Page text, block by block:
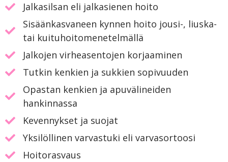
Jalkasilsan eli jalkasienen hoito
Sisäänkasvaneen kynnen hoito jousi-, liuska-
tai kuituhoitomenetelmällä
Jalkojen virheasentojen korjaaminen
Tutkin kenkien ja sukkien sopivuuden
Opastan kenkien ja apuvälineiden
hankinnassa
Kevennykset ja suojat
Yksilöllinen varvastuki eli varvasortoosi
Hoitorasvaus